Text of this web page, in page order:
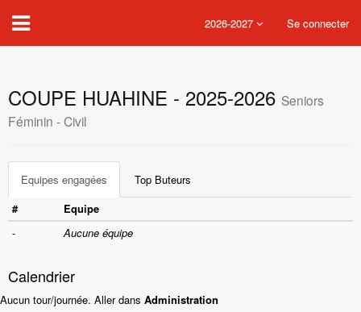
Se connecter
2026-2027
COUPE HUAHINE - 2025-2026 Seniors
Féminin - Civil
Equipes engagées
Top Buteurs
#
Equipe
-
Aucune équipe
Calendrier
Aucun tour/journée. Aller dans Administration